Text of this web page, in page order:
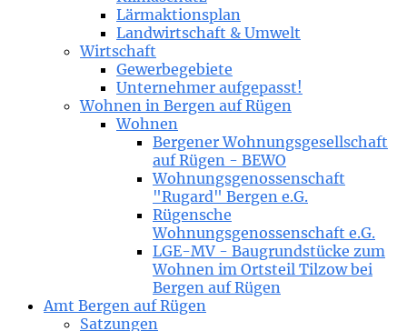
Lärmaktionsplan
Landwirtschaft & Umwelt
Wirtschaft
Gewerbegebiete
Unternehmer aufgepasst!
Wohnen in Bergen auf Rügen
Wohnen
Bergener Wohnungsgesellschaft
auf Rügen - BEWO
Wohnungsgenossenschaft
"Rugard" Bergen e.G.
Rügensche
Wohnungsgenossenschaft e.G.
LGE-MV - Baugrundstücke zum
Wohnen im Ortsteil Tilzow bei
Bergen auf Rügen
Amt Bergen auf Rügen
Satzungen